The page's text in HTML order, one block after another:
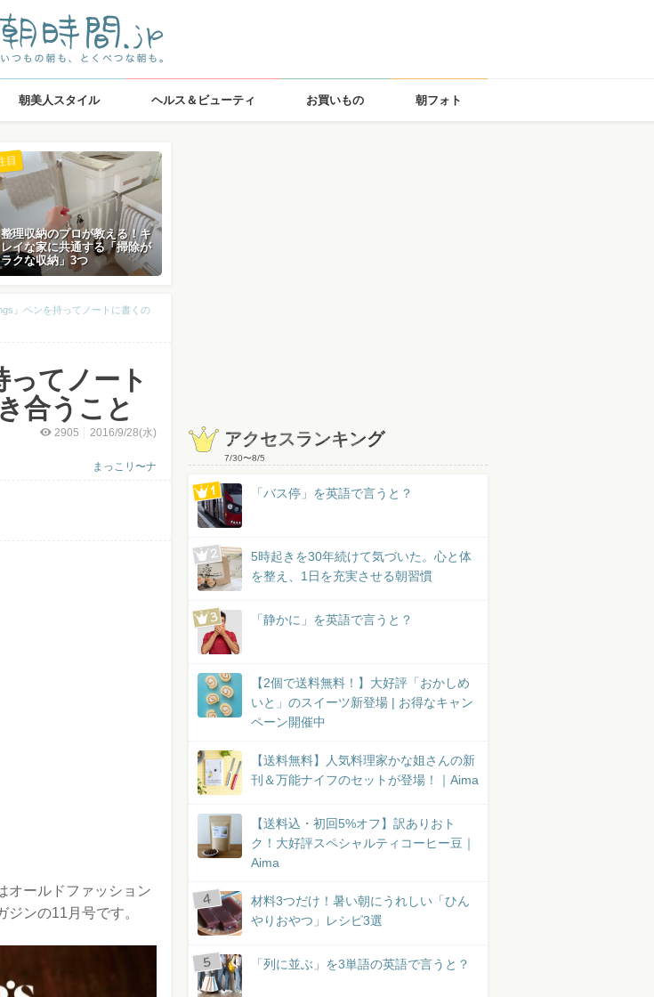
朝美人スタイル ヘルス＆ビューティ お買いもの 朝フォト
整理収納のプロが教える！キ
レイな家に共通する「掃除が
ラクな収納」3つ
目
』ペンを持ってノートに書くの
ってノート
合うこと
2905 2016/9/28(水)
まっこリ〜ナ
オールドファッション
ンの11月号です。
アクセスランキング
7/30〜8/5
「バス停」を英語で言うと？
5時起きを30年続けて気づいた。心と体
を整え、1日を充実させる朝習慣
「静かに」を英語で言うと？
【2個で送料無料！】大好評「おかしめ
いと」のスイーツ新登場 | お得なキャン
ペーン開催中
【送料無料】人気料理家かな姐さんの新
刊＆万能ナイフのセットが登場！｜Aima
【送料込・初回5%オフ】訳ありおト
ク！大好評スペシャルティコーヒー豆｜
Aima
材料3つだけ！暑い朝にうれしい「ひん
やりおやつ」レシピ3選
「列に並ぶ」を3単語の英語で言うと？